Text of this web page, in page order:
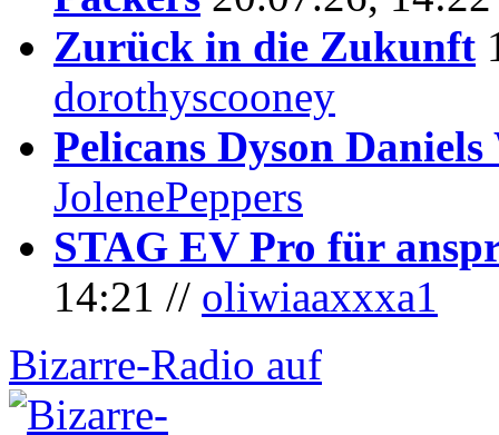
Zurück in die Zukunft
dorothyscooney
Pelicans Dyson
JolenePeppers
STAG EV Pro für
14:21 // oliwiaaxxxa1
Bizarre-Radio auf